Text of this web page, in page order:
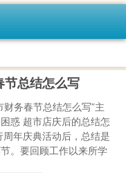
节总结怎么写
财务春节总结怎么写”主
惑 超市店庆后的总结怎
年庆典活动后，总结是
。要回顾工作以来所学